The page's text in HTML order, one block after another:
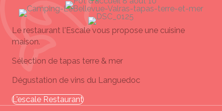
Le restaurant l'Escale vous propose une cuisine
maison.
Sélection de tapas terre & mer
Dégustation de vins du Languedoc
L'escale Restaurant